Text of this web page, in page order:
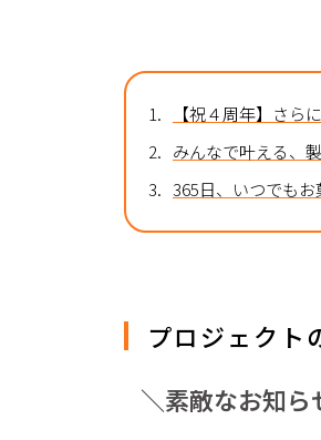
1.
【祝４周年】さら
2. みんなで叶える、
3. 365日、いつでも
プロジェクト
＼素敵なお知